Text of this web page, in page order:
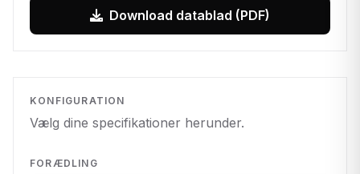
Download datablad (PDF)
KONFIGURATION
Vælg dine specifikationer herunder.
FORÆDLING